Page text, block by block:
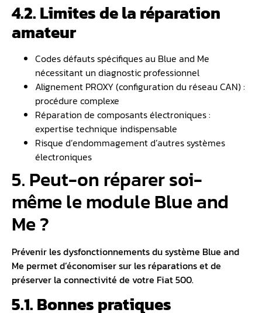
4.2. Limites de la réparation
amateur
Codes défauts spécifiques au Blue and Me
nécessitant un diagnostic professionnel
Alignement PROXY (configuration du réseau CAN) :
procédure complexe
Réparation de composants électroniques :
expertise technique indispensable
Risque d’endommagement d’autres systèmes
électroniques
5. Peut-on réparer soi-
même le module Blue and
Me ?
Prévenir les dysfonctionnements du système Blue and
Me permet d’économiser sur les réparations et de
préserver la connectivité de votre Fiat 500.
5.1. Bonnes pratiques